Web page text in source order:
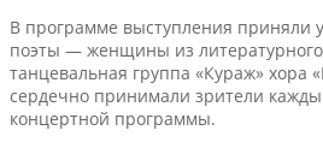
В программе выступления приняли
поэты — женщины из
танцевальная группа «Кураж» хора
сердечно принимали зрители
концертной программы.